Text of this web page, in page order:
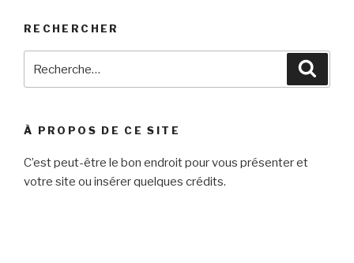
RECHERCHER
À PROPOS DE CE SITE
C’est peut-être le bon endroit pour vous présenter et
votre site ou insérer quelques crédits.